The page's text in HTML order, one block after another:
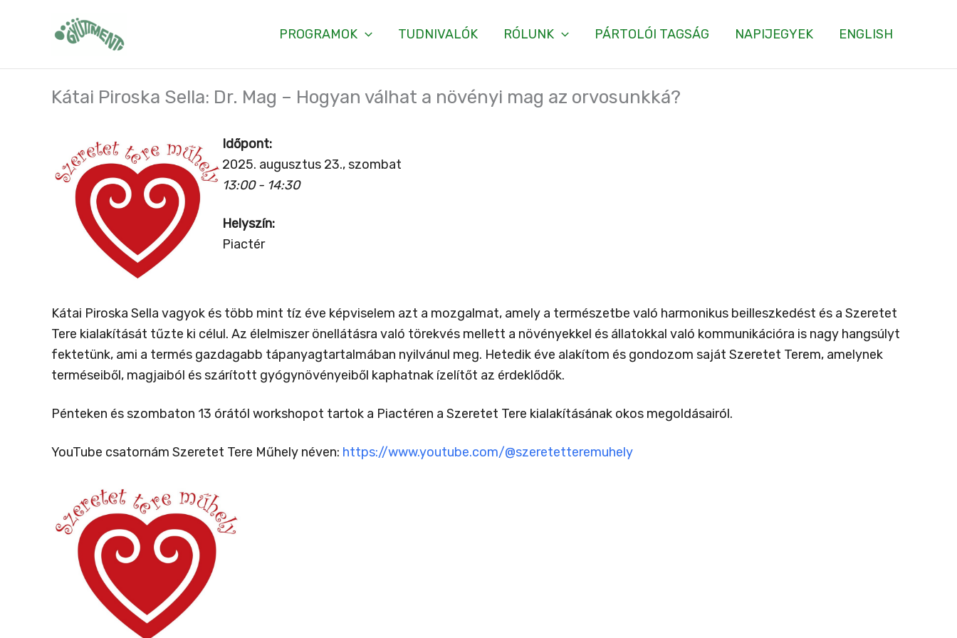
PROGRAMOK TUDNIVALÓK RÓLUNK PÁRTOLÓI TAGSÁG NAPIJEGYEK ENGLISH
Kátai Piroska Sella: Dr. Mag – Hogyan válhat a növényi mag az orvosunkká?
Időpont:
2025. augusztus 23., szombat
13:00 - 14:30
Helyszín:
Piactér
Kátai Piroska Sella vagyok és több mint tíz éve képviselem azt a mozgalmat, amely a természetbe való harmonikus beilleszkedést és a Szeretet
Tere kialakítását tűzte ki célul. Az élelmiszer önellátásra való törekvés mellett a növényekkel és állatokkal való kommunikációra is nagy hangsúlyt
fektetünk, ami a termés gazdagabb tápanyagtartalmában nyilvánul meg. Hetedik éve alakítom és gondozom saját Szeretet Terem, amelynek
terméseiből, magjaiból és szárított gyógynövényeiből kaphatnak ízelítőt az érdeklődők.
Pénteken és szombaton 13 órától workshopot tartok a Piactéren a Szeretet Tere kialakításának okos megoldásairól.
YouTube csatornám Szeretet Tere Műhely néven: https://www.youtube.com/@szeretetteremuhely